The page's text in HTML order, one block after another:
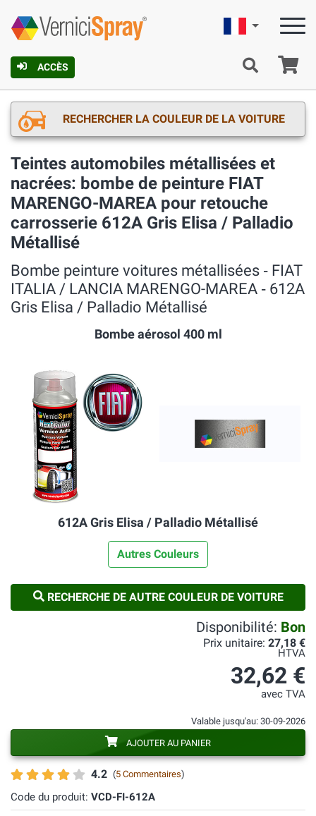
ACCÈS
Française
RECHERCHER LA COULEUR DE LA VOITURE
Teintes automobiles métallisées et
nacrées: bombe de peinture FIAT
MARENGO-MAREA pour retouche
carrosserie 612A Gris Elisa / Palladio
Métallisé
Bombe peinture voitures métallisées ‐ FIAT
ITALIA / LANCIA MARENGO-MAREA ‐ 612A
Gris Elisa / Palladio Métallisé
Bombe aérosol 400 ml
612A Gris Elisa / Palladio Métallisé
Autres Couleurs
RECHERCHE DE AUTRE COULEUR DE VOITURE
4.2 (5 Commentaires)
Code du produit: VCD-FI-612A
Disponibilité: Bon
Prix unitaire: 27,18 €
HTVA
32,62 €
avec TVA
Valable jusqu'au: 30-09-2026
AJOUTER AU PANIER